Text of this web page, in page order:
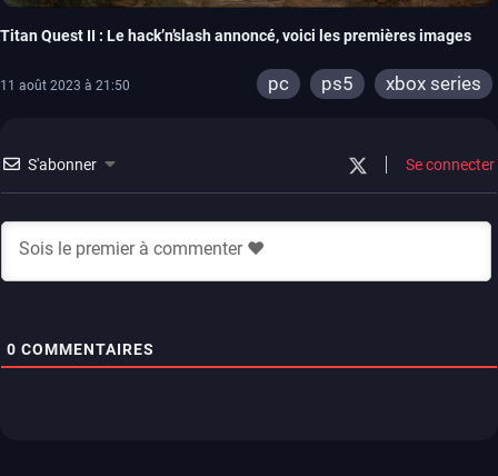
Titan Quest II : Le hack’n’slash annoncé, voici les premières images
11 août 2023 à 21:50 pc ps5 xbox series
S'abonner Se connecter
0 COMMENTAIRES